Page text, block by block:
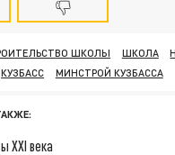
ШКОЛЫ ШКОЛА
КУЗБАСС МИНСТРОЙ КУЗБАССА
XXI века